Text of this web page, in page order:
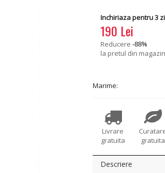
Inchiriaza pentru 3
190 Lei
Reducere -88%
la pretul din
Marime:
Livrare
gratuita
gratuita
Descriere